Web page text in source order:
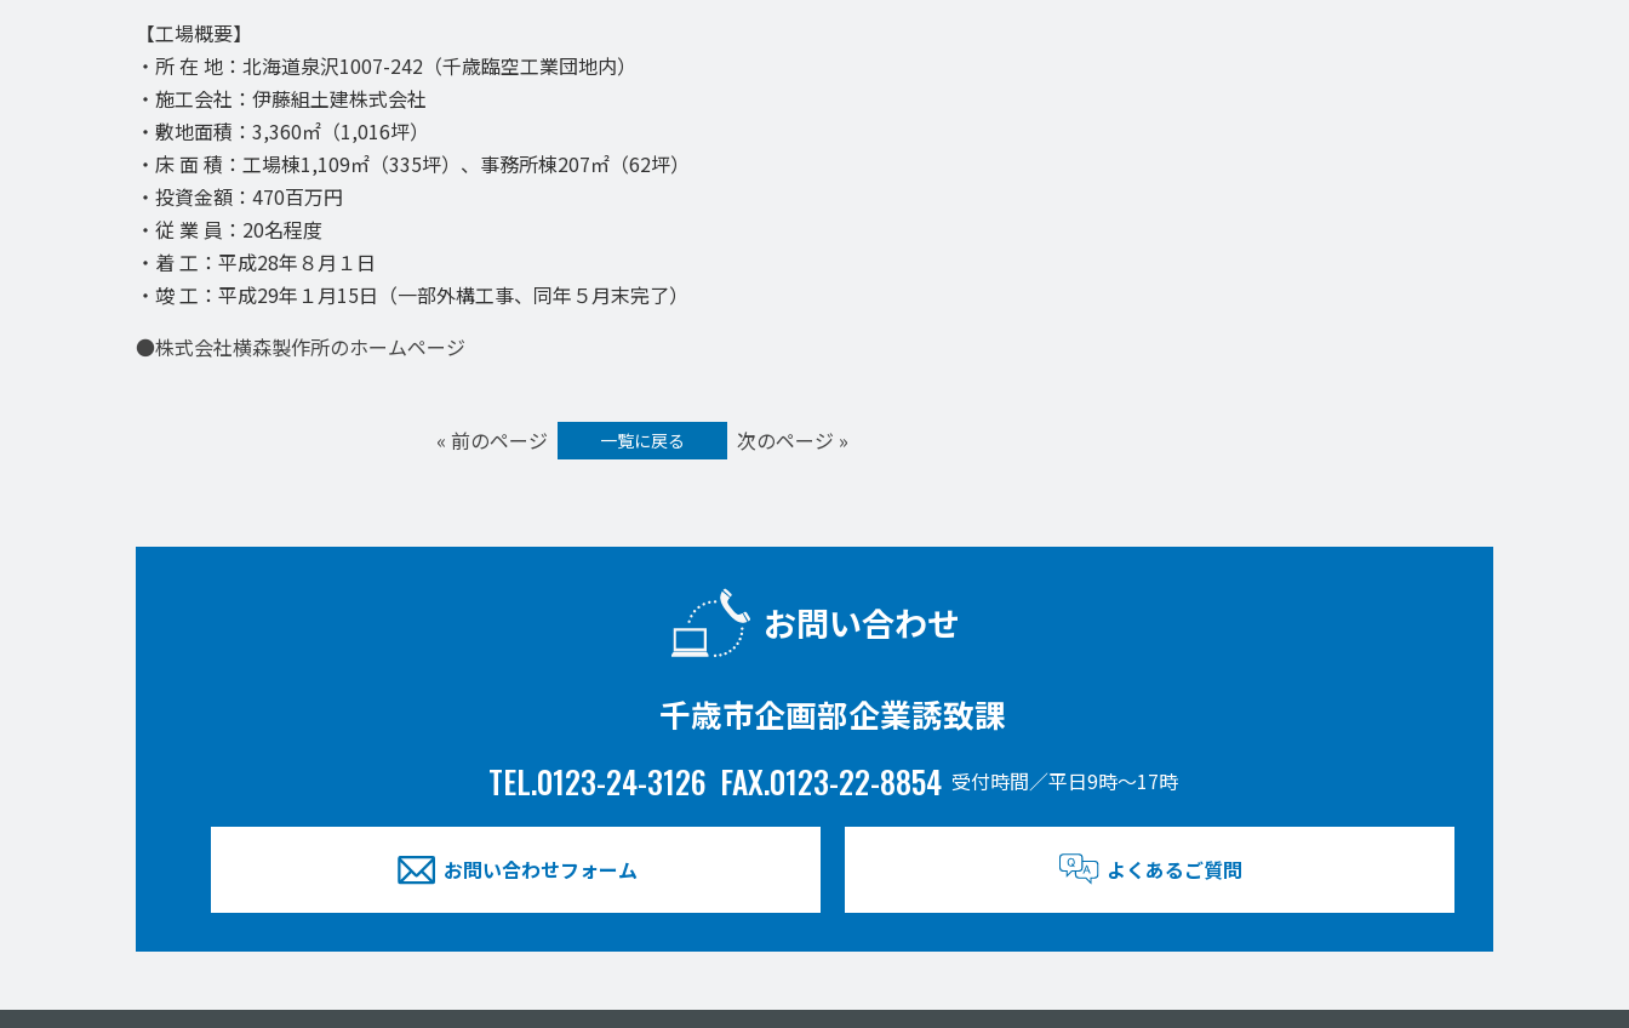
【工場概要】
・所 在 地：北海道泉沢1007-242（千歳臨空工業団地内）
・施工会社：伊藤組土建株式会社
・敷地面積：3,360㎡（1,016坪）
・床 面 積：工場棟1,109㎡（335坪）、事務所棟207㎡（62坪）
・投資金額：470百万円
・従 業 員：20名程度
・着 工：平成28年８月１日
・竣 工：平成29年１月15日（一部外構工事、同年５月末完了）
●株式会社横森製作所のホームページ
« 前のページ 一覧に戻る 次のページ »
お問い合わせ
千歳市企画部企業誘致課
TEL.0123-24-3126 FAX.0123-22-8854 受付時間／平日9時〜17時
お問い合わせフォーム よくあるご質問